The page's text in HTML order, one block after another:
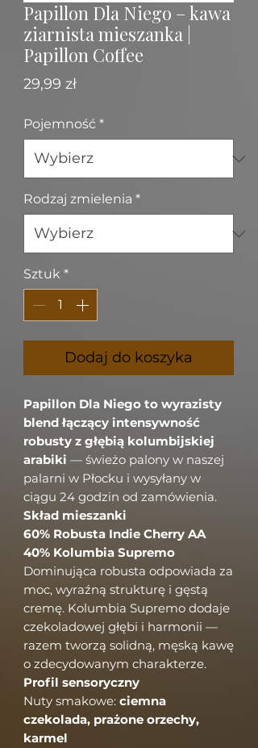
Papillon Dla Niego – kawa
ziarnista mieszanka |
Papillon Coffee
29,99 złCena
Pojemność *
Rodzaj zmielenia *
Sztuk *
Dodaj do koszyka
Papillon Dla Niego to wyrazisty
blend łączący intensywność
robusty z głębią kolumbijskiej
arabiki — świeżo palony w naszej
palarni w Płocku i wysyłany w
ciągu 24 godzin od zamówienia.
Skład mieszanki
60% Robusta Indie Cherry AA
40% Kolumbia Supremo
Dominująca robusta odpowiada za
moc, wyraźną strukturę i gęstą
cremę. Kolumbia Supremo dodaje
czekoladowej głębi i harmonii —
razem tworzą solidną, męską kawę
o zdecydowanym charakterze.
Profil sensoryczny
Nuty smakowe: ciemna
czekolada, prażone orzechy,
karmel